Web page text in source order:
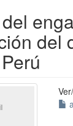
del
Ver/